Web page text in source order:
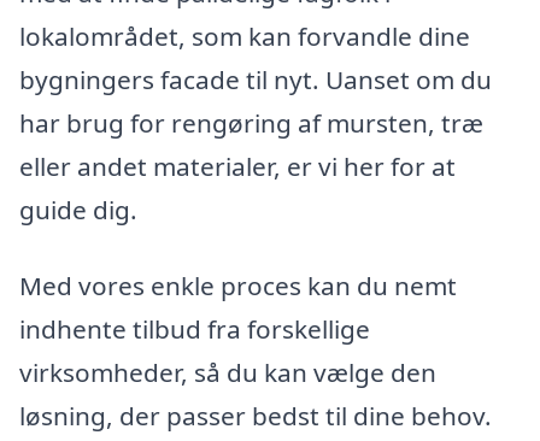
lokalområdet, som kan forvandle dine
bygningers facade til nyt. Uanset om du
har brug for rengøring af mursten, træ
eller andet materialer, er vi her for at
guide dig.
Med vores enkle proces kan du nemt
indhente tilbud fra forskellige
virksomheder, så du kan vælge den
løsning, der passer bedst til dine behov.